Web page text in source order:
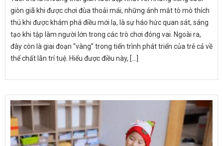
giòn giã khi được chơi đùa thoải mái, những ánh mắt tò mò thích
thú khi được khám phá điều mới lạ, là sự háo hức quan sát, sáng
tạo khi tập làm người lớn trong các trò chơi đóng vai. Ngoài ra,
đây còn là giai đoạn “vàng” trong tiến trình phát triển của trẻ cả về
thể chất lẫn trí tuệ. Hiểu được điều này, [...]